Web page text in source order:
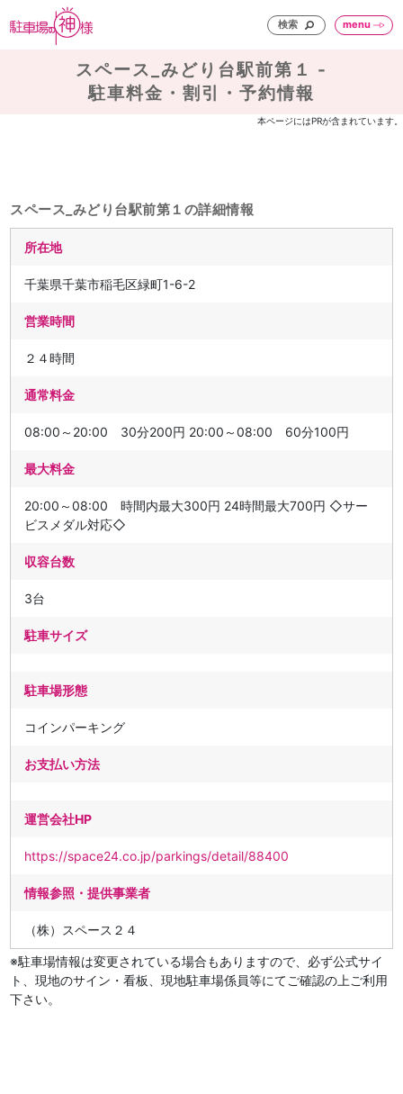
検索 menu
スペース_みどり台駅前第１ -
駐車料金・割引・予約情報
本ページにはPRが含まれています。
スペース_みどり台駅前第１の詳細情報
所在地
千葉県千葉市稲毛区緑町1-6-2
営業時間
２４時間
通常料金
08:00～20:00 30分200円 20:00～08:00 60分100円
最大料金
20:00～08:00 時間内最大300円 24時間最大700円 ◇サー
ビスメダル対応◇
収容台数
3台
駐車サイズ
駐車場形態
コインパーキング
お支払い方法
運営会社HP
https://space24.co.jp/parkings/detail/88400
情報参照・提供事業者
（株）スペース２４
※駐車場情報は変更されている場合もありますので、必ず公式サイ
ト、現地のサイン・看板、現地駐車場係員等にてご確認の上ご利用
下さい。